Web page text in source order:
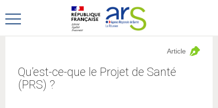
au
menu
au
contenu
Ouvrir
Qu’est-ce-que le Projet de Santé
(PRS) ?
Article